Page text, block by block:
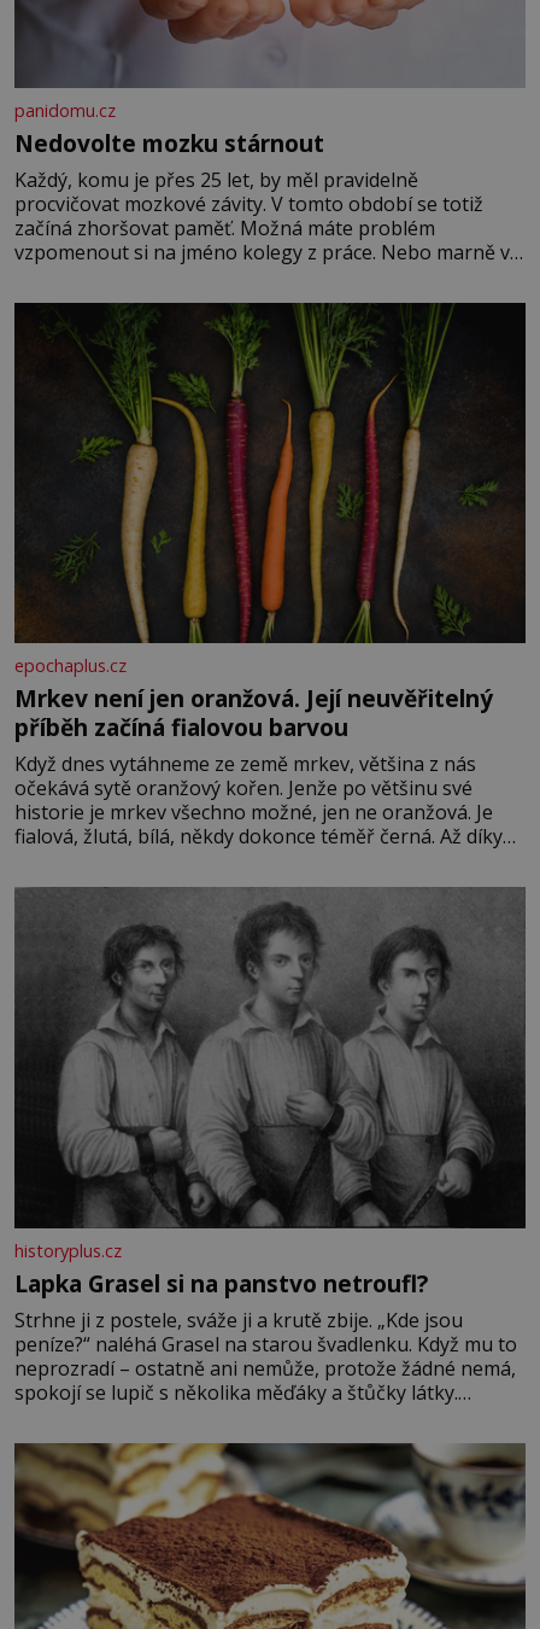
panidomu.cz
Nedovolte mozku stárnout
Každý, komu je přes 25 let, by měl pravidelně
procvičovat mozkové závity. V tomto období se totiž
začíná zhoršovat paměť. Možná máte problém
vzpomenout si na jméno kolegy z práce. Nebo marně v
Je to opravdu tak, s věkem jako kdyby se paměť
rozhodla stávkovat. Cvičte
epochaplus.cz
Mrkev není jen oranžová. Její neuvěřitelný
příběh začíná fialovou barvou
Když dnes vytáhneme ze země mrkev, většina z nás
očekává sytě oranžový kořen. Jenže po většinu své
historie je mrkev všechno možné, jen ne oranžová. Je
fialová, žlutá, bílá, někdy dokonce téměř černá. Až díky
bez které si českou zahradu ani nedokážeme představit.
historyplus.cz
Lapka Grasel si na panstvo netroufl?
Strhne ji z postele, sváže ji a krutě zbije. „Kde jsou
peníze?“ naléhá Grasel na starou švadlenku. Když mu to
neprozradí – ostatně ani nemůže, protože žádné nemá,
spokojí se lupič s několika měďáky a štůčky látky.
krutý. Jeho činy budí hrůzu ještě dlouho po jeho smrti